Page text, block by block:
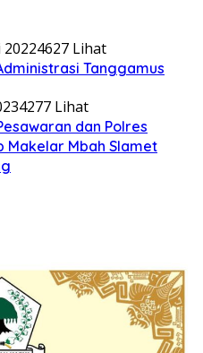
20224627 Lihat
Tanggamus
4277 Lihat
dan Polres
Makelar Mbah Slamet